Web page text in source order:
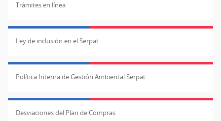
Trámites en línea
Ley de inclusión en el Serpat
Política Interna de Gestión Ambiental Serpat
Desviaciones del Plan de Compras